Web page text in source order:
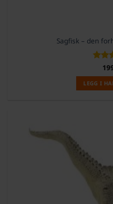
Sagfisk – den
av 5
LEGG I